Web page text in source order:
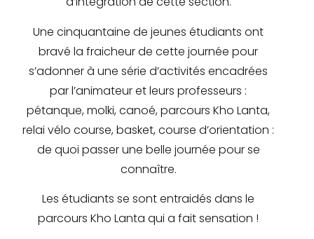
Une cinquantaine de jeunes étudiants ont
bravé la fraicheur de cette journée pour
s’adonner à une série d’activités encadrées
par l’animateur et leurs professeurs :
pétanque, molki, canoé, parcours Kho Lanta,
relai vélo course, basket, course d’orientation :
de quoi passer une belle journée pour se
connaître.
Les étudiants se sont entraidés dans le
parcours Kho Lanta qui a fait sensation !